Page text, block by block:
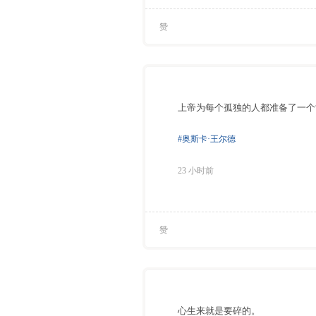
赞
上帝为每个孤独的人都准备了一
#奥斯卡·王尔德
23 小时前
赞
心生来就是要碎的。